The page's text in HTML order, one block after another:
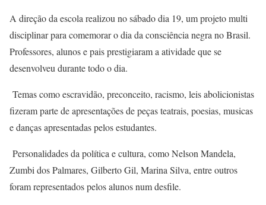
A direção da escola realizou no sábado dia 19, um projeto multi
disciplinar para comemorar o dia da consciência negra no Brasil.
Professores, alunos e pais prestigiaram a atividade que se
desenvolveu durante todo o dia.
Temas como escravidão, preconceito, racismo, leis abolicionistas
fizeram parte de apresentações de peças teatrais, poesias, musicas
e danças apresentadas pelos estudantes.
Personalidades da política e cultura, como Nelson Mandela,
Zumbi dos Palmares, Gilberto Gil, Marina Silva, entre outros
foram representados pelos alunos num desfile.